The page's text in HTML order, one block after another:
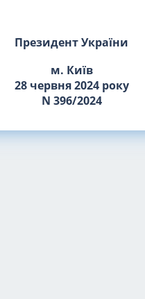
Президент України
м. Київ
28 червня 2024 року
N 396/2024